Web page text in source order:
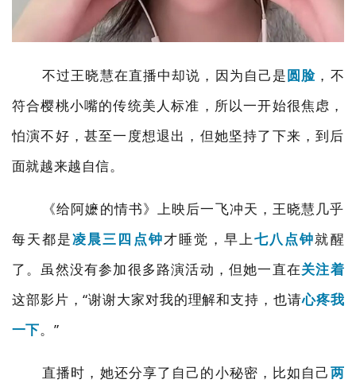
不过王晓慧在直播中却说，因为自己是圆脸 ，不
符合樱桃小嘴的传统美人标准，所以一开始很焦虑，
怕演不好，甚至一度想退出，但她坚持了下来，到后
面就越来越自信。
《给阿嬷的情书》上映后一飞冲天，王晓慧几乎
每天都是凌晨三四点钟才睡觉，早上七八点钟就醒
了。虽然没有参加很多路演活动，但她一直在关注着
这部影片，“谢谢大家对我的理解和支持，也请心疼我
一下。 ”
直播时，她还分享了自己的小秘密，比如自己两